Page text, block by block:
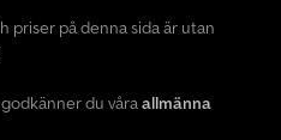
priser på denna sida är utan
du våraallmänna